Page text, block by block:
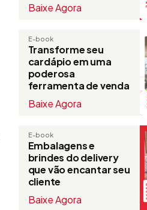
Baixe Agora
E-book
Transforme seu
cardápio em uma
poderosa
ferramenta de venda
Baixe Agora
E-book
Embalagens e
brindes do delivery
que vão encantar seu
cliente
Baixe Agora